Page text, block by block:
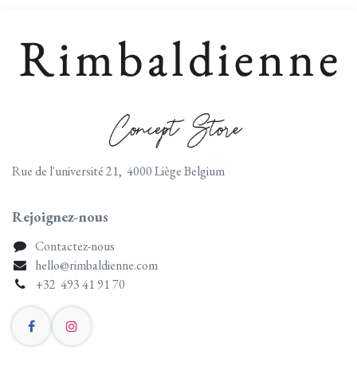
Rue de l'université 21, 4000 Liège Belgium
Rejoignez-nous
Contactez-nous
hello@rimbaldienne.com
+32 493 41 91 70